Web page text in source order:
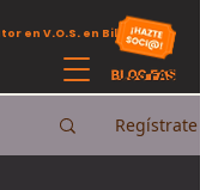
en V.O.S. en Bilbao
Regístrate